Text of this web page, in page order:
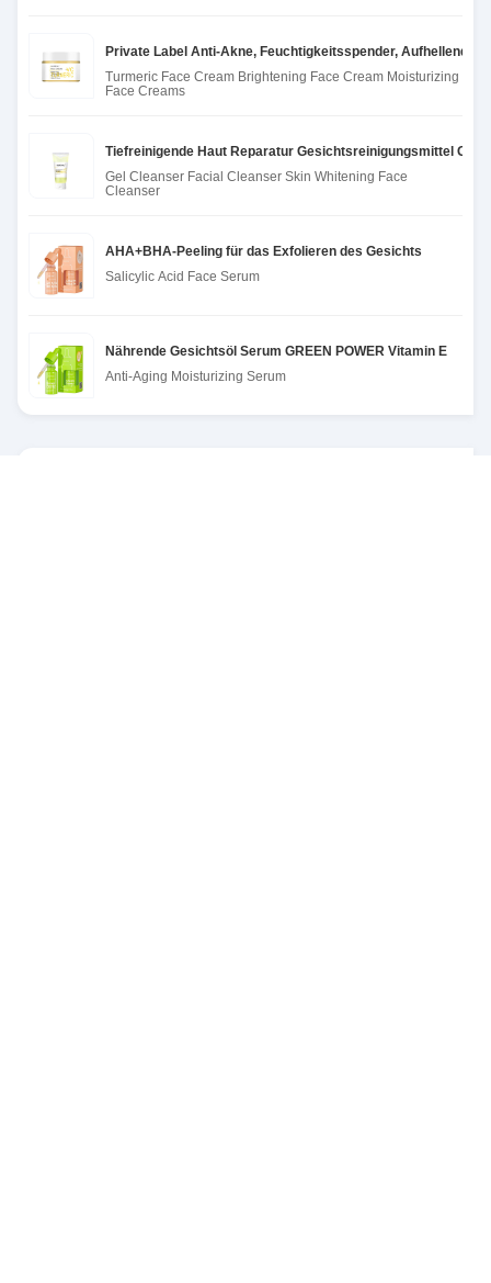
Private Label Anti-Akne, Feuchtigkeitsspender, Aufhellender
Turmeric Face Cream Brightening Face Cream Moisturizing
Face Creams
Tiefreinigende Haut Reparatur Gesichtsreinigungsmittel Gel
Gel Cleanser Facial Cleanser Skin Whitening Face
Cleanser
AHA+BHA-Peeling für das Exfolieren des Gesichts
Salicylic Acid Face Serum
Nährende Gesichtsöl Serum GREEN POWER Vitamin E
Anti-Aging Moisturizing Serum